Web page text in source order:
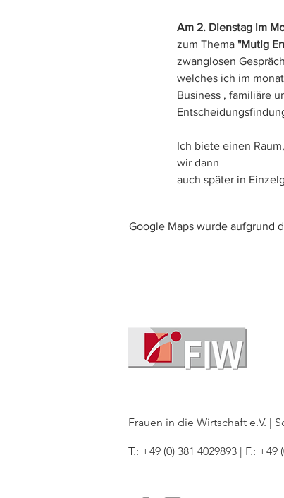
Am 2. Dienstag im
zum Thema "Mutig
zwanglosen
welches ich im
Business , familiäre
Ich biete einen
wir dann
auch später in
Google Maps wurde aufgrund
Frauen in die Wirtschaft e.V. |
T.: +49 (0) 381 4029893 | F.: +49